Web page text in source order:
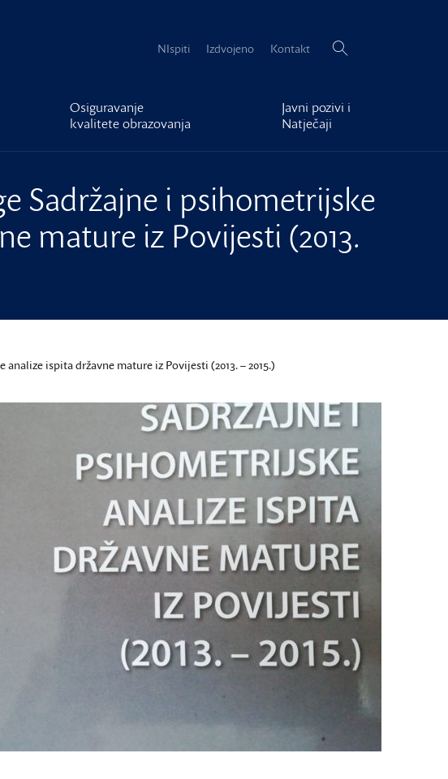
NIspiti Izdvojeno Kontakt Pretraži:
Osiguravanje
kvalitete obrazovanja
Javni pozivi i
Natječaji
Sadržajne i psihometrijske
mature iz Povijesti (2013.
ispita državne mature iz Povijesti (2013. – 2015.)